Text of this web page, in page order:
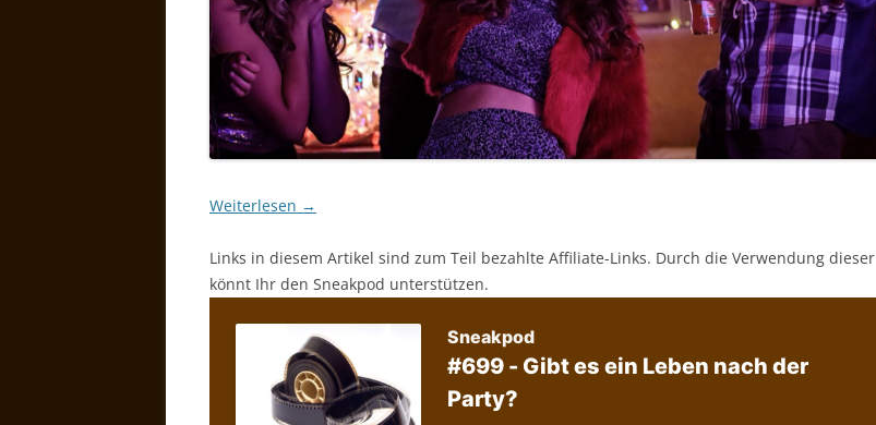
Weiterlesen →
Links in diesem Artikel sind zum Teil bezahlte Affiliate-Links. Durch die Verwendung dieser
könnt Ihr den Sneakpod unterstützen.